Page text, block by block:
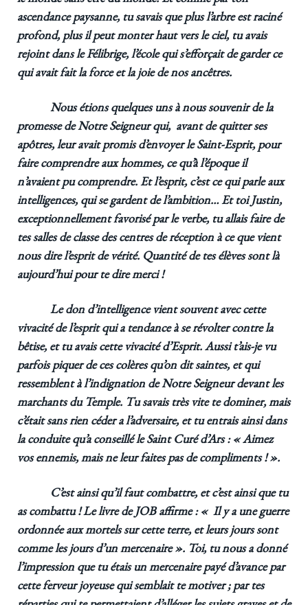
ascendance paysanne, tu savais que plus l’arbre est raciné
profond, plus il peut monter haut vers le ciel, tu avais
rejoint dans le Félibrige, l’école qui s’efforçait de garder ce
qui avait fait la force et la joie de nos ancêtres.
Nous étions quelques uns à nous souvenir de la
promesse de Notre Seigneur qui, avant de quitter ses
apôtres, leur avait promis d’envoyer le Saint-Esprit, pour
faire comprendre aux hommes, ce qu’à l’époque il
n’avaient pu comprendre. Et l’esprit, c’est ce qui parle aux
intelligences, qui se gardent de l’ambition… Et toi Justin,
exceptionnellement favorisé par le verbe, tu allais faire de
tes salles de classe des centres de réception à ce que vient
nous dire l’esprit de vérité. Quantité de tes élèves sont là
aujourd’hui pour te dire merci !
Le don d’intelligence vient souvent avec cette
vivacité de l’esprit qui a tendance à se révolter contre la
bêtise, et tu avais cette vivacité d’Esprit. Aussi t’ais-je vu
parfois piquer de ces colères qu’on dit saintes, et qui
ressemblent à l’indignation de Notre Seigneur devant les
marchants du Temple. Tu savais très vite te dominer, mais
c’était sans rien céder a l’adversaire, et tu entrais ainsi dans
la conduite qu’a conseillé le Saint Curé d’Ars : « Aimez
vos ennemis, mais ne leur faites pas de compliments ! ».
C’est ainsi qu’il faut combattre, et c’est ainsi que tu
as combattu ! Le livre de JOB affirme : « Il y a une guerre
ordonnée aux mortels sur cette terre, et leurs jours sont
comme les jours d’un mercenaire ». Toi, tu nous a donné
l’impression que tu étais un mercenaire payé d’avance par
cette ferveur joyeuse qui semblait te motiver ; par tes